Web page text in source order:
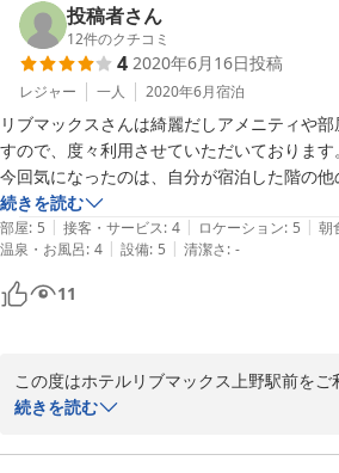
ご旅行の宿に当ホテルをお選び頂き、また
頂き、光栄でございます。
またご機会がございましたら是非当ホテル
またのご利用をお待ちしております。
ホテルリブマックス上野駅前　宿泊課
2020-09-26
投稿者さん
12件のクチコミ
4 2020年6月16日投稿
レジャー 一人 2020年6月宿泊
リブマックスさんは綺麗だしアメニティや
すので、度々利用させていただいております。
今回気になったのは、自分が宿泊した階の
に、ゴミが入っている？ようなビニール袋が
ょうか？
17時頃にチェックインしたときから付いてい
ト時までそのままでした。
万が一誰かがそれに放火したら…とうっすら
下などに監視カメラなど無いようなら、汚
続きを読む
部屋: 5 | 接客・サービス: 4 | ロケーション: 5 | 朝
温泉・お風呂: 4 | 設備: 5 | 清潔さ: -
11
この度はホテルリブマックス上野駅前をご
うございます。
ご意見を参考に、今後のホテル運営に活用
続きを読む